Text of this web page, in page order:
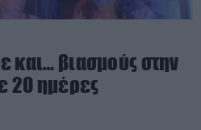
και… βιασμούς στην
20 ημέρες